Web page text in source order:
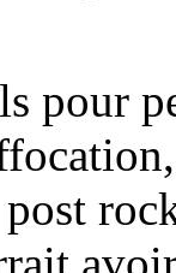
pour